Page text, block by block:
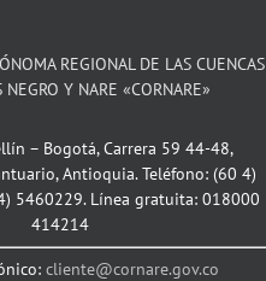
REGIONAL DE LAS CUENCAS
NEGRO Y NARE «CORNARE»
– Bogotá, Carrera 59 44-48,
Antioquia. Teléfono: (60 4)
5460229. Línea gratuita: 018000
414214
cliente@cornare.gov.co